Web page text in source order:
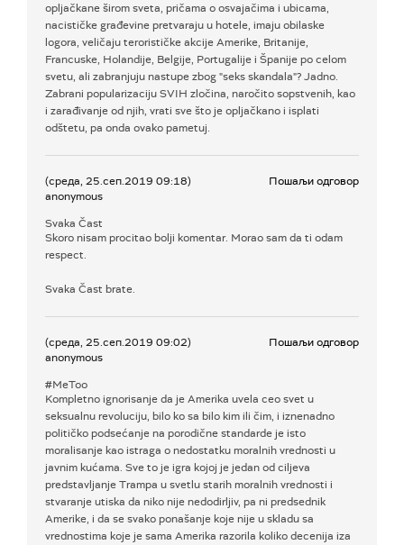
opljačkane širom sveta, pričama o osvajačima i ubicama,
nacističke građevine pretvaraju u hotele, imaju obilaske
logora, veličaju terorističke akcije Amerike, Britanije,
Francuske, Holandije, Belgije, Portugalije i Španije po celom
svetu, ali zabranjuju nastupe zbog "seks skandala"? Jadno.
Zabrani popularizaciju SVIH zločina, naročito sopstvenih, kao
i zarađivanje od njih, vrati sve što je opljačkano i isplati
odštetu, pa onda ovako pametuj.
(среда, 25.сеп.2019 09:18)
anonymous
Пошаљи одговор
Svaka Čast
Skoro nisam procitao bolji komentar. Morao sam da ti odam
respect.
Svaka Čast brate.
(среда, 25.сеп.2019 09:02)
anonymous
Пошаљи одговор
#MeToo
Kompletno ignorisanje da je Amerika uvela ceo svet u
seksualnu revoluciju, bilo ko sa bilo kim ili čim, i iznenadno
političko podsećanje na porodične standarde je isto
moralisanje kao istraga o nedostatku moralnih vrednosti u
javnim kućama. Sve to je igra kojoj je jedan od ciljeva
predstavljanje Trampa u svetlu starih moralnih vrednosti i
stvaranje utiska da niko nije nedodirljiv, pa ni predsednik
Amerike, i da se svako ponašanje koje nije u skladu sa
vrednostima koje je sama Amerika razorila koliko decenija iza